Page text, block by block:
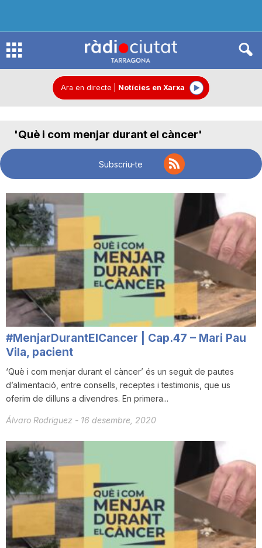
R
o
C
u
t
a
t
d
e
T
Ara en directe Notícies en Xarxa
'Què i com menjar durant el càncer'
Subscriu-te
#MenjarDurantElCancer | Cap.47 – Mari Pau
Vila, pacient
‘Què i com menjar durant el càncer’ és un seguit de pautes
d’alimentació, entre consells, receptes i testimonis, que us
oferim de dilluns a divendres. En primera...
Álvaro Rodriguez - 16 desembre, 2020